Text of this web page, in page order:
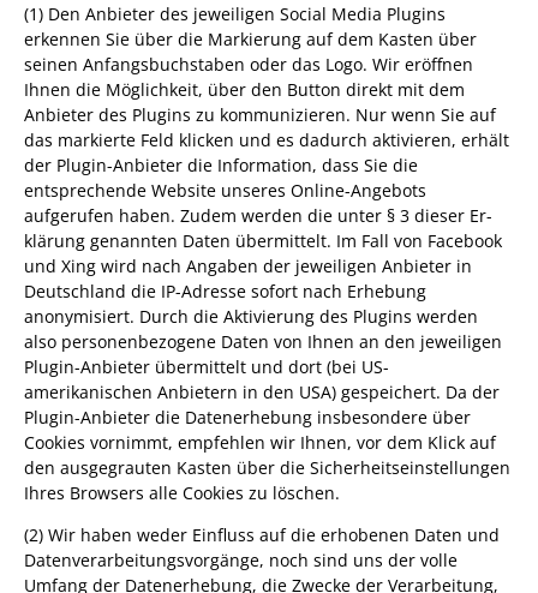
(1) Den Anbieter des jeweiligen Social Media Plugins
erkennen Sie über die Markierung auf dem Kasten über
seinen Anfangsbuchstaben oder das Logo. Wir eröffnen
Ihnen die Möglichkeit, über den Button direkt mit dem
Anbieter des Plugins zu kommunizieren. Nur wenn Sie auf
das markierte Feld klicken und es dadurch aktivieren, erhält
der Plugin-Anbieter die Information, dass Sie die
entsprechende Website unseres Online-Angebots
aufgerufen haben. Zudem werden die unter § 3 dieser Er-
klärung genannten Daten übermittelt. Im Fall von Facebook
und Xing wird nach Angaben der jeweiligen Anbieter in
Deutschland die IP-Adresse sofort nach Erhebung
anonymisiert. Durch die Aktivierung des Plugins werden
also personenbezogene Daten von Ihnen an den jeweiligen
Plugin-Anbieter übermittelt und dort (bei US-
amerikanischen Anbietern in den USA) gespeichert. Da der
Plugin-Anbieter die Datenerhebung insbesondere über
Cookies vornimmt, empfehlen wir Ihnen, vor dem Klick auf
den ausgegrauten Kasten über die Sicherheitseinstellungen
Ihres Browsers alle Cookies zu löschen.
(2) Wir haben weder Einfluss auf die erhobenen Daten und
Datenverarbeitungsvorgänge, noch sind uns der volle
Umfang der Datenerhebung, die Zwecke der Verarbeitung,